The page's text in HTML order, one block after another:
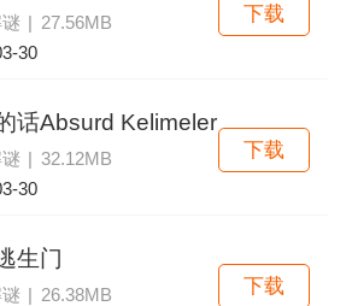
| 27.56MB
30
下载
话Absurd Kelimeler
| 32.12MB
30
下载
生门
| 26.38MB
下载